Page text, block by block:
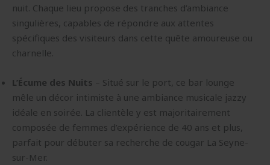
nuit. Chaque lieu propose des tranches d’ambiance
singulières, capables de répondre aux attentes
spécifiques des visiteurs dans cette quête amoureuse ou
charnelle.
L’Écume des Nuits – Situé sur le port, ce bar lounge
mêle un décor intimiste à une ambiance musicale jazzy
idéale en soirée. La clientèle y est majoritairement
composée de femmes d’expérience de 40 ans et plus,
parfait pour débuter sa recherche de cougar La Seyne-
sur-Mer.